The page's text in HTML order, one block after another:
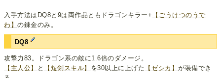
入手方法はDQ8と9は両作品ともドラゴンキラー+ 【ごうけつのうで
わ】の錬金のみ。
DQ8
攻撃力83。ドラゴン系の敵に1.6倍のダメージ。
【主人公】
と 【短剣スキル】 を30以上に上げた 【ゼシカ】が装備でき